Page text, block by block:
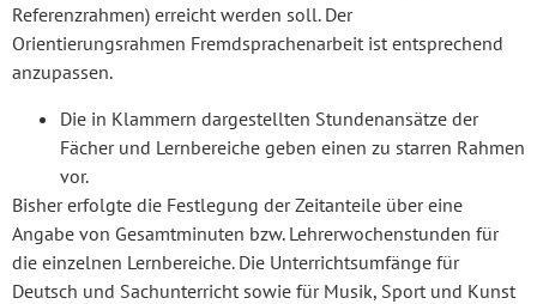
Referenzrahmen) erreicht werden soll. Der
Orientierungsrahmen Fremdsprachenarbeit ist entsprechend
anzupassen.
Die in Klammern dargestellten Stundenansätze der
Fächer und Lernbereiche geben einen zu starren Rahmen
vor.
Bisher erfolgte die Festlegung der Zeitanteile über eine
Angabe von Gesamtminuten bzw. Lehrerwochenstunden für
die einzelnen Lernbereiche. Die Unterrichtsumfänge für
Deutsch und Sachunterricht sowie für Musik, Sport und Kunst